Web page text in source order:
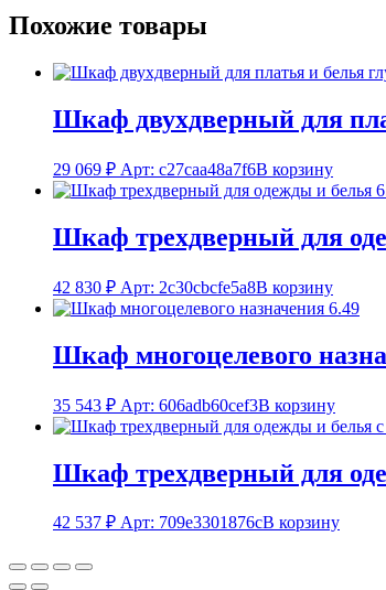
Похожие товары
Шкаф двухдверный для
29 069 ₽ Арт: c27caa48a7f6В корзину
Шкаф трехдверный для
42 830 ₽ Арт: 2c30cbcfe5a8В корзину
Шкаф многоцелевого
35 543 ₽ Арт: 606adb60cef3В корзину
Шкаф трехдверный для
42 537 ₽ Арт: 709e3301876cВ корзину